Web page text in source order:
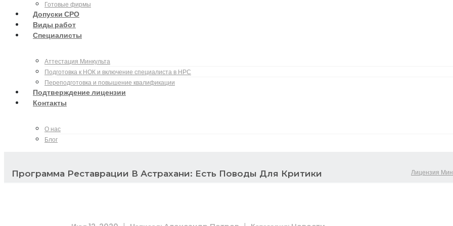
Готовые фирмы
Допуски СРО
Виды работ
Специалисты
Аттестация Минкульта
Подготовка к НОК и включение специалиста в НРС
Переподготовка и повышение квалификации
Подтверждение лицензии
Контакты
О нас
Блог
Программа Реставрации В Астрахани: Есть Поводы Для Критики Лицензия